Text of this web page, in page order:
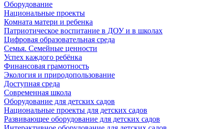
Оборудование
Национальные проекты
Комната матери и ребенка
Патриотическое воспитание в ДОУ и в школах
Цифровая образовательная среда
Семья. Семейные ценности
Успех каждого ребёнка
Финансовая грамотность
Экология и природопользование
Доступная среда
Современная школа
Оборудование для детских садов
Национальные проекты для детских садов
Развивающее оборудование для детских садов